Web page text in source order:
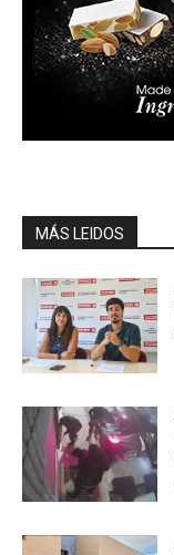
MÁS LEIDOS